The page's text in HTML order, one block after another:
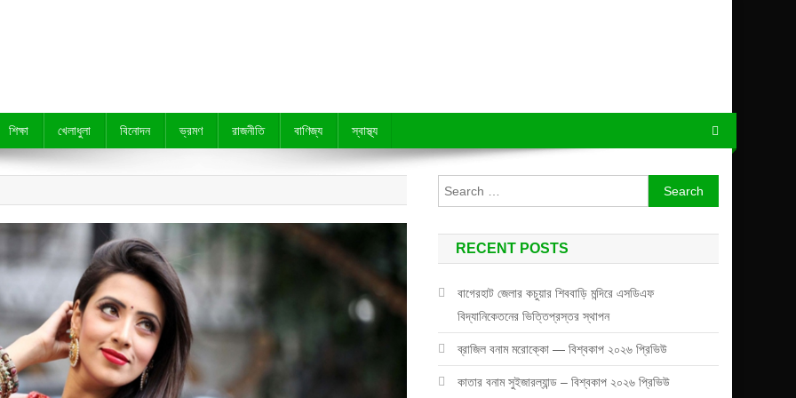
শিক্ষা খেলাধুলা বিনোদন ভ্রমণ রাজনীতি বাণিজ্য স্বাস্থ্য
Search
for:
RECENT POSTS
বাগেরহাট জেলার কচুয়ার শিববাড়ি মন্দিরে এসডিএফ
বিদ্যানিকেতনের ভিত্তিপ্রস্তর স্থাপন
ব্রাজিল বনাম মরোক্কো — বিশ্বকাপ ২০২৬ প্রিভিউ
কাতার বনাম সুইজারল্যান্ড – বিশ্বকাপ ২০২৬ প্রিভিউ